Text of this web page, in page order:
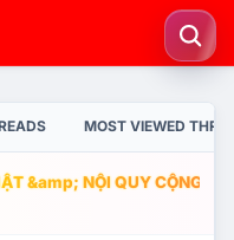
MOST VIEWED
&amp; NỘI QUY CỘNG